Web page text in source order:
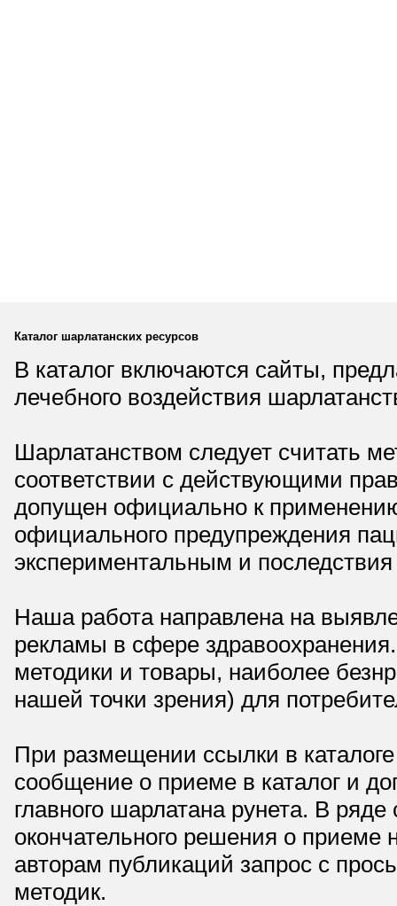
Каталог шарлатанских ресурсов
В каталог включаются сайты,
лечебного воздействия
Шарлатанством следует считать
соответствии с действующими
допущен официально к
официального предупреждения
экспериментальным и
Наша работа направлена на
рекламы в сфере
методики и товары, наиболее
нашей точки зрения) для
При размещении ссылки в
сообщение о приеме в каталог и
главного шарлатана рунета. В
окончательного решения о приеме
авторам публикаций запрос с
методик.